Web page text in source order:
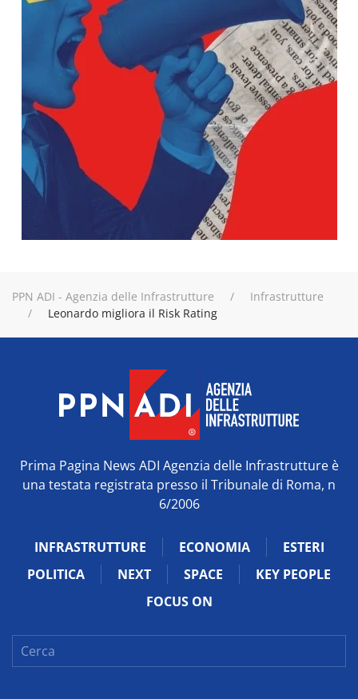
PPN ADI - Agenzia delle Infrastrutture
Infrastrutture
Leonardo migliora il Risk Rating
Prima Pagina News ADI Agenzia delle Infrastrutture è
una testata registrata presso il Tribunale di Roma, n
6/2006
INFRASTRUTTURE ECONOMIA
ESTERI
POLITICA
NEXT SPACE
KEY PEOPLE
FOCUS ON